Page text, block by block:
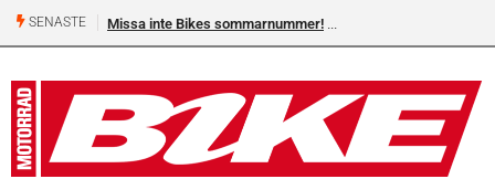
SENASTE Missa inte Bikes sommarnummer!